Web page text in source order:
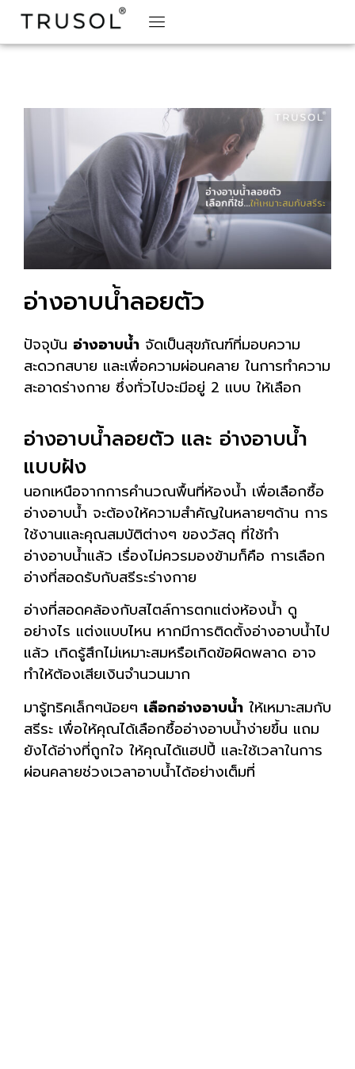
อ่างอาบน้ำลอยตัว
ปัจจุบัน อ่างอาบน้ำ จัดเป็นสุขภัณฑ์ที่มอบความ
สะดวกสบาย และเพื่อความผ่อนคลาย ในการทำความ
สะอาดร่างกาย ซึ่งทั่วไปจะมีอยู่ 2 แบบ ให้เลือก
อ่างอาบน้ำลอยตัว และ อ่างอาบน้ำ
แบบฝัง
นอกเหนือจากการคำนวณพื้นที่ห้องน้ำ เพื่อเลือกซื้อ
อ่างอาบน้ำ จะต้องให้ความสำคัญในหลายๆด้าน การ
ใช้งานและคุณสมบัติต่างๆ ของวัสดุ ที่ใช้ทำ
อ่างอาบน้ำแล้ว เรื่องไม่ควรมองข้ามก็คือ การเลือก
อ่างที่สอดรับกับสรีระร่างกาย
อ่างที่สอดคล้องกับสไตล์การตกแต่งห้องน้ำ ดู
อย่างไร แต่งแบบไหน หากมีการติดตั้งอ่างอาบน้ำไป
แล้ว เกิดรู้สึกไม่เหมาะสมหรือเกิดข้อผิดพลาด อาจ
ทำให้ต้องเสียเงินจำนวนมาก
มารู้ทริคเล็กๆน้อยๆ เลือกอ่างอาบน้ำ ให้เหมาะสมกับ
สรีระ เพื่อให้คุณได้เลือกซื้ออ่างอาบน้ำง่ายขึ้น แถม
ยังได้อ่างที่ถูกใจ ให้คุณได้แฮปปี้ และใช้เวลาในการ
ผ่อนคลายช่วงเวลาอาบน้ำได้อย่างเต็มที่